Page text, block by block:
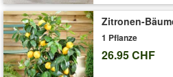
Zitronen-
1 Pflanze
26.95 CHF